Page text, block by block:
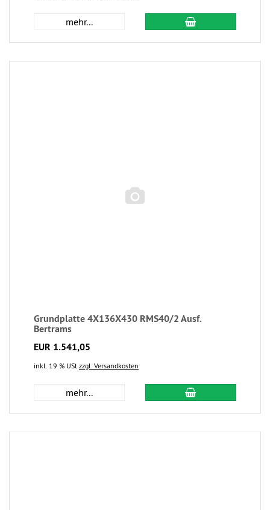
mehr...
Grundplatte 4X136X430 RMS40/2 Ausf.
Bertrams
EUR 1.541,05
inkl. 19 % USt zzgl. Versandkosten
mehr...